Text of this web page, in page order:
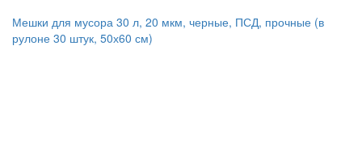
Мешки для мусора 30 л, 20 мкм, черные, ПСД, прочные (в
рулоне 30 штук, 50х60 см)